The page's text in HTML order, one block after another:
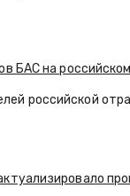
БАС на
российской